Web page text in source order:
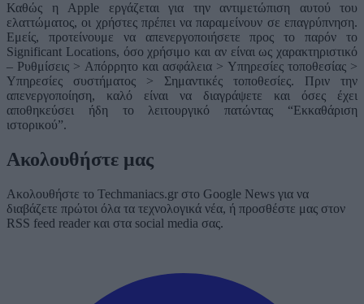
Καθώς η Apple εργάζεται για την αντιμετώπιση αυτού του
ελαττώματος, οι χρήστες πρέπει να παραμείνουν σε επαγρύπνηση.
Εμείς, προτείνουμε να απενεργοποιήσετε προς το παρόν το
Significant Locations, όσο χρήσιμο και αν είναι ως χαρακτηριστικό
– Ρυθμίσεις > Απόρρητο και ασφάλεια > Υπηρεσίες τοποθεσίας >
Υπηρεσίες συστήματος > Σημαντικές τοποθεσίες. Πριν την
απενεργοποίηση, καλό είναι να διαγράψετε και όσες έχει
αποθηκεύσει ήδη το λειτουργικό πατώντας “Εκκαθάριση
ιστορικού”.
Ακολουθήστε μας
Ακολουθήστε το Techmaniacs.gr στο Google News για να
διαβάζετε πρώτοι όλα τα τεχνολογικά νέα, ή προσθέστε μας στον
RSS feed reader και στα social media σας.